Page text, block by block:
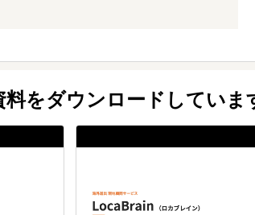
をダウンロードしていま